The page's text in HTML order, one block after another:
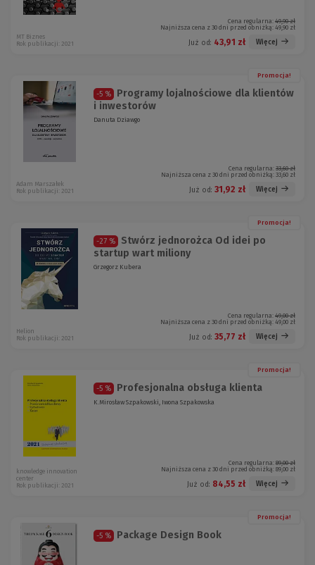
Cena regularna: 49,90 zł
Najniższa cena z 30 dni przed obniżką: 49,90 zł
Już od: 43,91 zł Więcej
MT Biznes
Rok publikacji: 2021
Promocja!
-5 %
Programy lojalnościowe dla klientów
i inwestorów
Danuta Dziawgo
Cena regularna: 33,60 zł
Najniższa cena z 30 dni przed obniżką: 33,60 zł
Już od: 31,92 zł Więcej
Adam Marszałek
Rok publikacji: 2021
Promocja!
-27 %
Stwórz jednorożca Od idei po
startup wart miliony
Grzegorz Kubera
Cena regularna: 49,00 zł
Najniższa cena z 30 dni przed obniżką: 49,00 zł
Już od: 35,77 zł Więcej
Helion
Rok publikacji: 2021
Promocja!
-5 % Profesjonalna obsługa klienta
K.Mirosław Szpakowski, Iwona Szpakowska
Cena regularna: 89,00 zł
Najniższa cena z 30 dni przed obniżką: 89,00 zł
Już od: 84,55 zł Więcej
knowledge innovation
center
Rok publikacji: 2021
Promocja!
-5 % Package Design Book